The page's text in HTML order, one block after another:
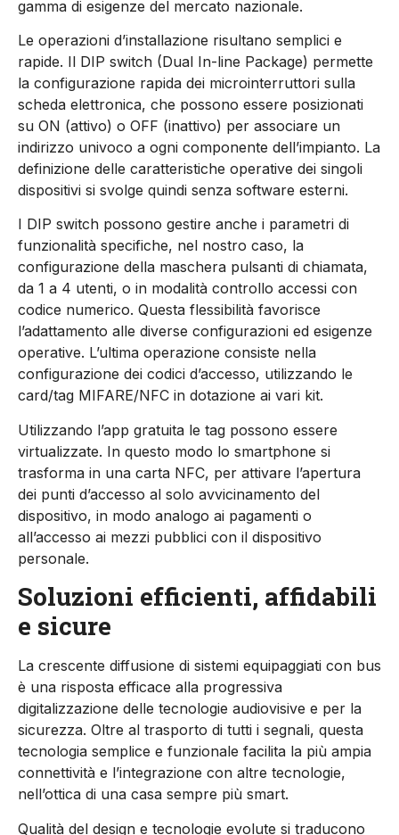
gamma di esigenze del mercato nazionale.
Le operazioni d’installazione risultano semplici e
rapide. Il DIP switch (Dual In-line Package) permette
la configurazione rapida dei microinterruttori sulla
scheda elettronica, che possono essere posizionati
su ON (attivo) o OFF (inattivo) per associare un
indirizzo univoco a ogni componente dell’impianto. La
definizione delle caratteristiche operative dei singoli
dispositivi si svolge quindi senza software esterni.
I DIP switch possono gestire anche i parametri di
funzionalità specifiche, nel nostro caso, la
configurazione della maschera pulsanti di chiamata,
da 1 a 4 utenti, o in modalità controllo accessi con
codice numerico. Questa flessibilità favorisce
l’adattamento alle diverse configurazioni ed esigenze
operative. L’ultima operazione consiste nella
configurazione dei codici d’accesso, utilizzando le
card/tag MIFARE/NFC in dotazione ai vari kit.
Utilizzando l’app gratuita le tag possono essere
virtualizzate. In questo modo lo smartphone si
trasforma in una carta NFC, per attivare l’apertura
dei punti d’accesso al solo avvicinamento del
dispositivo, in modo analogo ai pagamenti o
all’accesso ai mezzi pubblici con il dispositivo
personale.
Soluzioni efficienti, affidabili
e sicure
La crescente diffusione di sistemi equipaggiati con bus
è una risposta efficace alla progressiva
digitalizzazione delle tecnologie audiovisive e per la
sicurezza. Oltre al trasporto di tutti i segnali, questa
tecnologia semplice e funzionale facilita la più ampia
connettività e l’integrazione con altre tecnologie,
nell’ottica di una casa sempre più smart.
Qualità del design e tecnologie evolute si traducono